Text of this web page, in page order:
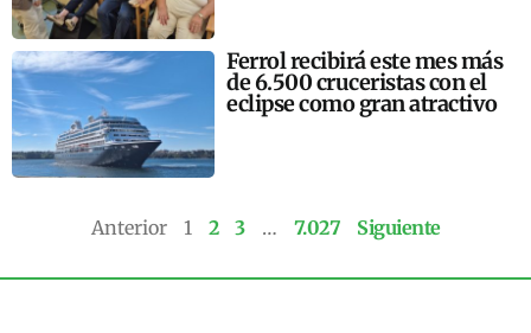
Ferrol recibirá este mes más
de 6.500 cruceristas con el
eclipse como gran atractivo
Anterior 1 2 3 … 7.027 Siguiente